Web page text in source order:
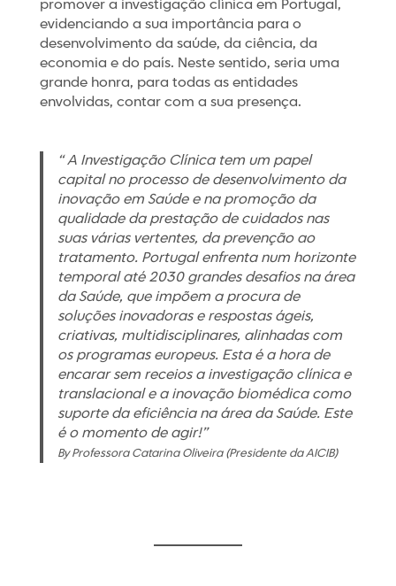
promover a investigação clínica em Portugal,
evidenciando a sua importância para o
desenvolvimento da saúde, da ciência, da
economia e do país. Neste sentido, seria uma
grande honra, para todas as entidades
envolvidas, contar com a sua presença.
“ A Investigação Clínica tem um papel
capital no processo de desenvolvimento da
inovação em Saúde e na promoção da
qualidade da prestação de cuidados nas
suas várias vertentes, da prevenção ao
tratamento. Portugal enfrenta num horizonte
temporal até 2030 grandes desafios na área
da Saúde, que impõem a procura de
soluções inovadoras e respostas ágeis,
criativas, multidisciplinares, alinhadas com
os programas europeus. Esta é a hora de
encarar sem receios a investigação clínica e
translacional e a inovação biomédica como
suporte da eficiência na área da Saúde. Este
é o momento de agir!”
By Professora Catarina Oliveira (Presidente da AICIB)